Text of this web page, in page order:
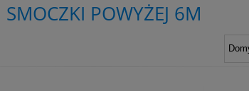
SMOCZKI POWYŻEJ 6M